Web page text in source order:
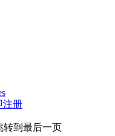
注册
转到最后一页